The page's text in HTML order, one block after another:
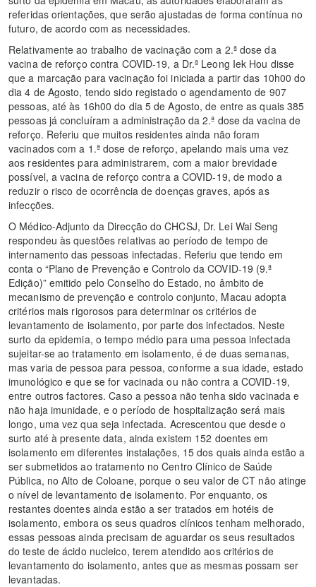
referidas orientações, que serão ajustadas de forma contínua no
futuro, de acordo com as necessidades.
Relativamente ao trabalho de vacinação com a 2.ª dose da
vacina de reforço contra COVID-19, a Dr.ª Leong Iek Hou disse
que a marcação para vacinação foi iniciada a partir das 10h00 do
dia 4 de Agosto, tendo sido registado o agendamento de 907
pessoas, até às 16h00 do dia 5 de Agosto, de entre as quais 385
pessoas já concluíram a administração da 2.ª dose da vacina de
reforço. Referiu que muitos residentes ainda não foram
vacinados com a 1.ª dose de reforço, apelando mais uma vez
aos residentes para administrarem, com a maior brevidade
possível, a vacina de reforço contra a COVID-19, de modo a
reduzir o risco de ocorrência de doenças graves, após as
infecções.
O Médico-Adjunto da Direcção do CHCSJ, Dr. Lei Wai Seng
respondeu às questões relativas ao período de tempo de
internamento das pessoas infectadas. Referiu que tendo em
conta o “Plano de Prevenção e Controlo da COVID-19 (9.ª
Edição)” emitido pelo Conselho do Estado, no âmbito de
mecanismo de prevenção e controlo conjunto, Macau adopta
critérios mais rigorosos para determinar os critérios de
levantamento de isolamento, por parte dos infectados. Neste
surto da epidemia, o tempo médio para uma pessoa infectada
sujeitar-se ao tratamento em isolamento, é de duas semanas,
mas varia de pessoa para pessoa, conforme a sua idade, estado
imunológico e que se for vacinada ou não contra a COVID-19,
entre outros factores. Caso a pessoa não tenha sido vacinada e
não haja imunidade, e o período de hospitalização será mais
longo, uma vez qua seja infectada. Acrescentou que desde o
surto até à presente data, ainda existem 152 doentes em
isolamento em diferentes instalações, 15 dos quais ainda estão a
ser submetidos ao tratamento no Centro Clínico de Saúde
Pública, no Alto de Coloane, porque o seu valor de CT não atinge
o nível de levantamento de isolamento. Por enquanto, os
restantes doentes ainda estão a ser tratados em hotéis de
isolamento, embora os seus quadros clínicos tenham melhorado,
essas pessoas ainda precisam de aguardar os seus resultados
do teste de ácido nucleico, terem atendido aos critérios de
levantamento do isolamento, antes que as mesmas possam ser
levantadas.